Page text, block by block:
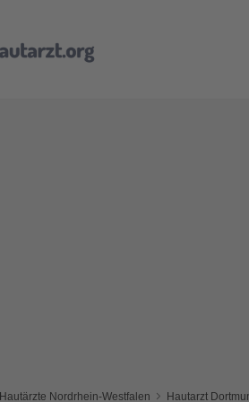
Hautärzte Nordrhein-Westfalen Hautarzt